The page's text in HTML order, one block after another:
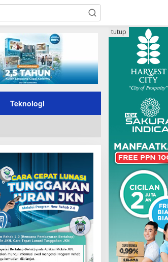
Teknologi
tutup